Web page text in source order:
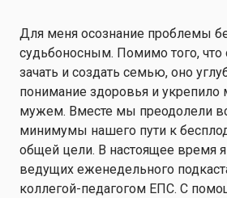
Для меня осознание проблемы
судьбоносным. Помимо того,
зачать и создать семью, оно
понимание здоровья и укрепило
мужем. Вместе мы преодолели
минимумы нашего пути к
общей цели. В настоящее время
ведущих еженедельного
коллегой-педагогом ЕПС. С